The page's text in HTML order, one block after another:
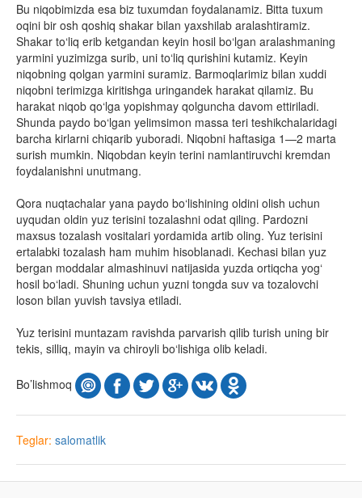
Bu niqobimizda esa biz tuxumdan foydalanamiz. Bitta tuxum
oqini bir osh qoshiq shakar bilan yaxshilab aralashtiramiz.
Shakar to‘liq erib ketgandan keyin hosil bo‘lgan aralashmaning
yarmini yuzimizga surib, uni to‘liq qurishini kutamiz. Keyin
niqobning qolgan yarmini suramiz. Barmoqlarimiz bilan xuddi
niqobni terimizga kiritishga uringandek harakat qilamiz. Bu
harakat niqob qo‘lga yopishmay qolguncha davom ettiriladi.
Shunda paydo bo‘lgan yelimsimon massa teri teshikchalaridagi
barcha kirlarni chiqarib yuboradi. Niqobni haftasiga 1—2 marta
surish mumkin. Niqobdan keyin terini namlantiruvchi kremdan
foydalanishni unutmang.
Qora nuqtachalar yana paydo bo‘lishining oldini olish uchun
uyqudan oldin yuz terisini tozalashni odat qiling. Pardozni
maxsus tozalash vositalari yordamida artib oling. Yuz terisini
ertalabki tozalash ham muhim hisoblanadi. Kechasi bilan yuz
bergan moddalar almashinuvi natijasida yuzda ortiqcha yog‘
hosil bo‘ladi. Shuning uchun yuzni tongda suv va tozalovchi
loson bilan yuvish tavsiya etiladi.
Yuz terisini muntazam ravishda parvarish qilib turish uning bir
tekis, silliq, mayin va chiroyli bo‘lishiga olib keladi.
Bo’lishmoq
Teglar: salomatlik